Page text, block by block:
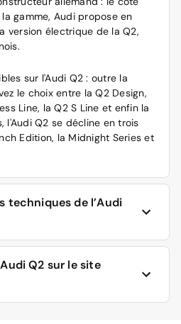
gamme, Audi propose en
version électrique de la Q2,
sur l'Audi Q2 : outre la
le choix entre la Q2 Design,
Line, la Q2 S Line et enfin la
l'Audi Q2 se décline en trois
Edition, la Midnight Series et
techniques de l’Audi
en France en deux
Q2 sur le site